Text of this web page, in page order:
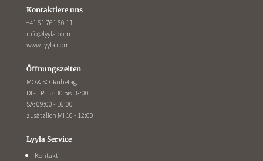
Kontaktiere uns
+41 61 761 60 11
info@lyyla.com
www.lyyla.com
Öffnungszeiten
MO & SO: Ruhetag
DI - FR: 13:30 bis 18:00
SA: 09:00 - 16:00
zusätzlich MI 10 - 12:00
Lyyla Service
Kontakt